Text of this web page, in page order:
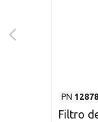
PN
Filtro